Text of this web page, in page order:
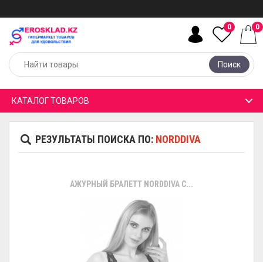
Поиск
0 0
КАТАЛОГ ТОВАРОВ
РЕЗУЛЬТАТЫ ПОИСКА ПО: NORDDIVA
АЖУРНЫЙ БРАЛЕТТ NORDDIVA С...